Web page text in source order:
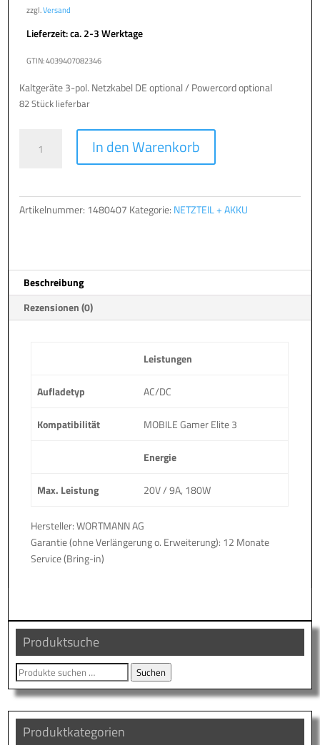
zzgl.Versand
Lieferzeit: ca. 2-3 Werktage
GTIN: 4039407082346
Kaltgeräte 3-pol. Netzkabel DE optional / Powercord optional
82 Stück lieferbar
TERRA
MOBILE
3
,180W
Menge
In den Warenkorb
i
:
Artikelnummer: 1480407 Kategorie: NETZTEIL + AKKU
Beschreibung
Rezensionen (0)
Leistungen
Aufladetyp AC/DC
Kompatibilität MOBILE Gamer Elite 3
Energie
Max. Leistung 20V / 9A, 180W
Hersteller: WORTMANN AG
Garantie (ohne Verlängerung o. Erweiterung): 12 Monate
Service (Bring-in)
Produktsuche
Suche
nach:
Suchen
Produktkategorien